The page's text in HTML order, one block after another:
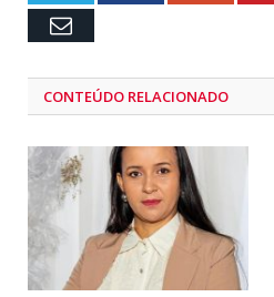
Email
CONTEÚDO RELACIONADO